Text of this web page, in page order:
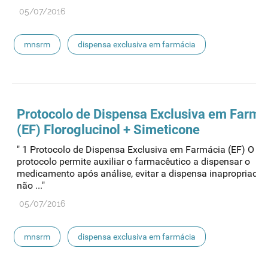
05/07/2016
mnsrm dispensa exclusiva em farmácia
Protocolo de Dispensa Exclusiva em
(EF) Floroglucinol + Simeticone
" 1 Protocolo de Dispensa Exclusiva em Farmácia (EF) O
protocolo permite auxiliar o farmacêutico a dispensar o
medicamento após análise, evitar a dispensa inapropriada
não ..."
05/07/2016
mnsrm dispensa exclusiva em farmácia